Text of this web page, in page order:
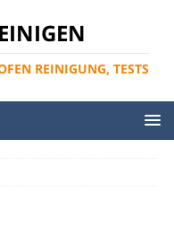
REINIGUNG, TESTS